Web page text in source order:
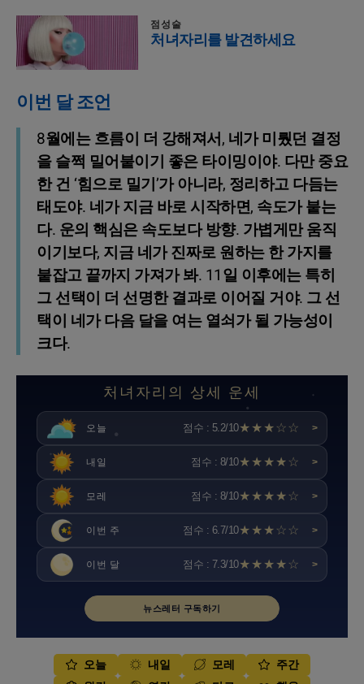
점성술
처녀자리를 발견하세요
이번 달 조언
8월에는 흐름이 더 강해져서, 네가 미뤘던 결정
을 슬쩍 밀어붙이기 좋은 타이밍이야. 다만 중요
한 건 ‘힘으로 밀기’가 아니라, 정리하고 다듬는
태도야. 네가 지금 바로 시작하면, 속도가 붙는
다. 운의 핵심은 속도보다 방향. 가볍게만 움직
이기보다, 지금 네가 진짜로 원하는 한 가지를
붙잡고 끝까지 가져가 봐. 11일 이후에는 특히
그 선택이 더 선명한 결과로 이어질 거야. 그 선
택이 네가 다음 달을 여는 열쇠가 될 가능성이
크다.
처녀자리의 상세 운세
오늘 점수 : 5.2/10★★★☆☆ >
내일 점수 : 8/10★★★★☆ >
모레 점수 : 8/10★★★★☆ >
이번 주 점수 : 6.7/10★★★☆☆ >
이번 달 점수 : 7.3/10★★★★☆ >
뉴스레터 구독하기
오늘 내일 모레
주간